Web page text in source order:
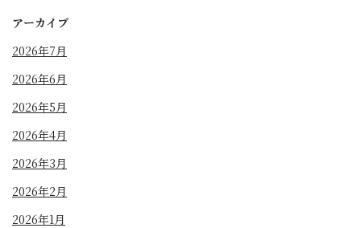
アーカイブ
2026年7月
2026年6月
2026年5月
2026年4月
2026年3月
2026年2月
2026年1月